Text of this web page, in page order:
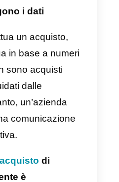
notevoli
termini di
comunicazione
di un’altra
rivolgersi, è
essere chiari su